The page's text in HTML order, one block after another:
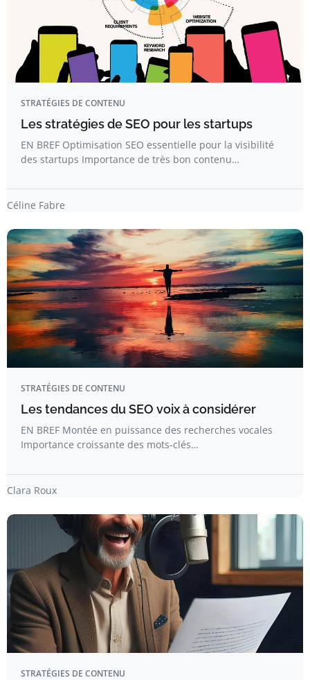
STRATÉGIES DE CONTENU
Les stratégies de SEO pour les startups
EN BREF Optimisation SEO essentielle pour la visibilité
des startups Importance de très bon contenu…
Céline Fabre
STRATÉGIES DE CONTENU
Les tendances du SEO voix à considérer
EN BREF Montée en puissance des recherches vocales
Importance croissante des mots-clés…
Clara Roux
STRATÉGIES DE CONTENU